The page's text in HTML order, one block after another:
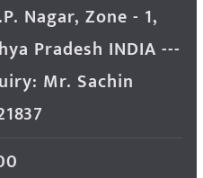
Nagar, Zone - 1,
Pradesh INDIA ---
Mr. Sachin